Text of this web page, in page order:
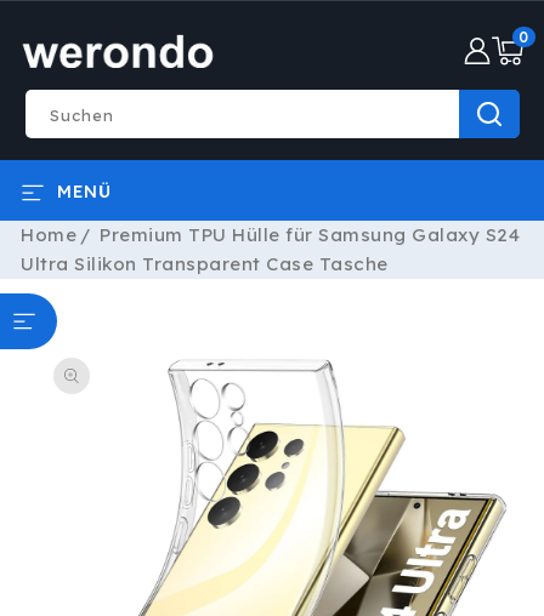
DIREKT
INHALT
Suchen
0
MENÜ
Home
Premium TPU Hülle für Samsung Galaxy S24
Ultra Silikon Transparent Case Tasche